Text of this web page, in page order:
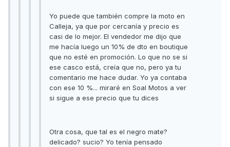
Yo puede que también compre la moto en
Calleja, ya que por cercanía y precio es
casi de lo mejor. El vendedor me dijo que
me hacía luego un 10% de dto en boutique
que no esté en promoción. Lo que no se si
ese casco está, creía que no, pero ya tu
comentario me hace dudar. Yo ya contaba
con ese 10 %... miraré en Soal Motos a ver
si sigue a ese precio que tu dices
Otra cosa, que tal es el negro mate?
delicado? sucio? Yo tenía pensado